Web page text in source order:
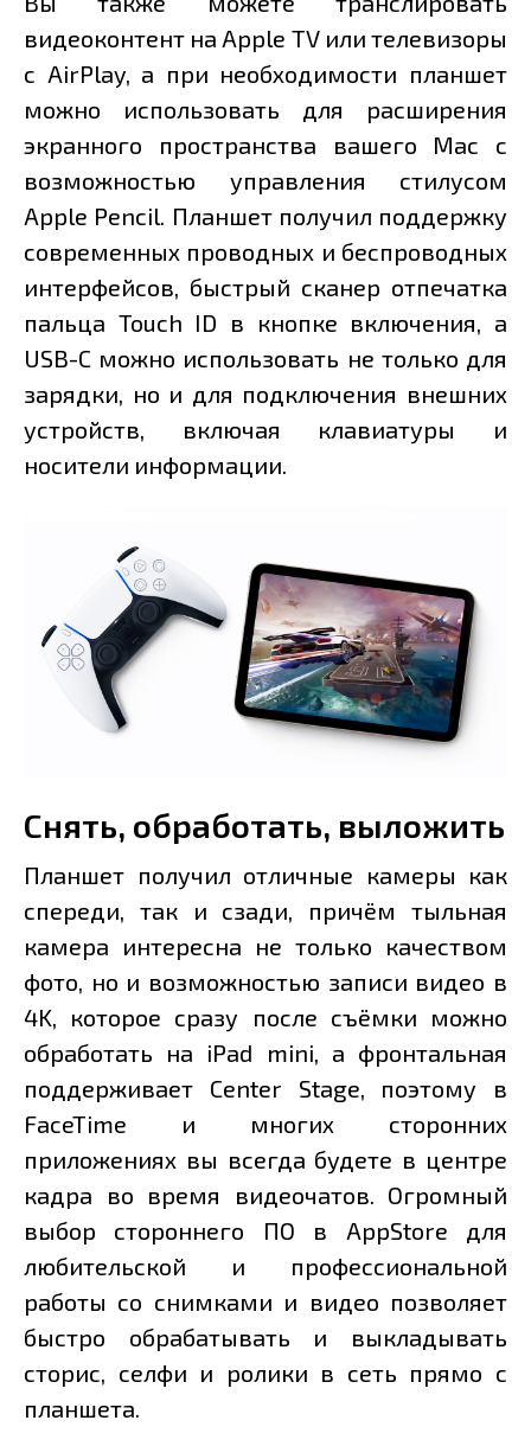
видеоконтент на Apple TV или телевизоры
с AirPlay, а при необходимости планшет
можно использовать для расширения
экранного пространства вашего Mac с
возможностью управления стилусом
Apple Pencil. Планшет получил поддержку
современных проводных и беспроводных
интерфейсов, быстрый сканер отпечатка
пальца Touch ID в кнопке включения, а
USB-C можно использовать не только для
зарядки, но и для подключения внешних
устройств, включая клавиатуры и
носители информации.
Снять, обработать, выложить
Планшет получил отличные камеры как
спереди, так и сзади, причём тыльная
камера интересна не только качеством
фото, но и возможностью записи видео в
4K, которое сразу после съёмки можно
обработать на iPad mini, а фронтальная
поддерживает Center Stage, поэтому в
FaceTime и многих сторонних
приложениях вы всегда будете в центре
кадра во время видеочатов. Огромный
выбор стороннего ПО в AppStore для
любительской и профессиональной
работы со снимками и видео позволяет
быстро обрабатывать и выкладывать
сторис, селфи и ролики в сеть прямо с
планшета.